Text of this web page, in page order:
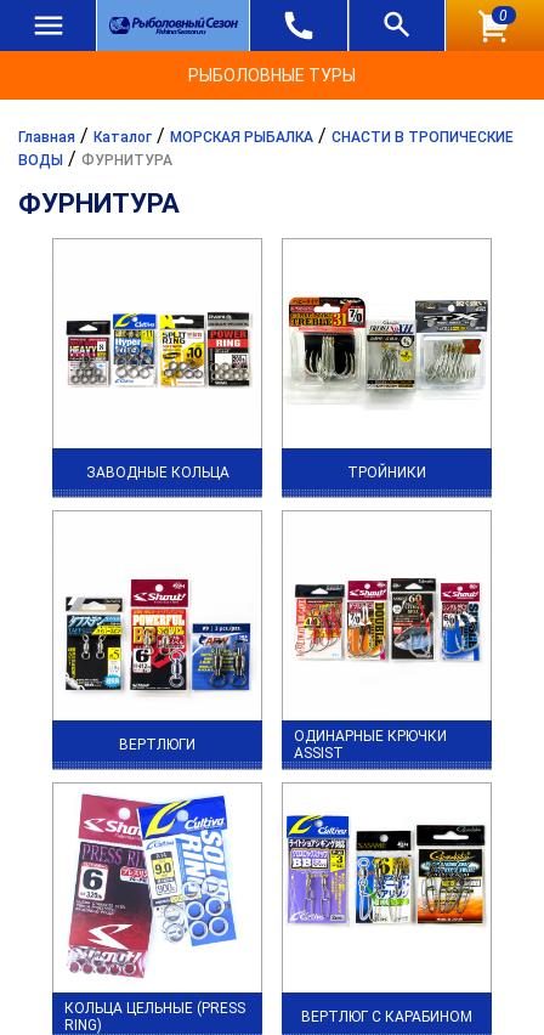
0
РЫБОЛОВНЫЕ ТУРЫ
Главная / Каталог / МОРСКАЯ РЫБАЛКА / СНАСТИ В ТРОПИЧЕСКИЕ
ВОДЫ / ФУРНИТУРА
ФУРНИТУРА
ЗАВОДНЫЕ КОЛЬЦА ТРОЙНИКИ
ВЕРТЛЮГИ
ОДИНАРНЫЕ КРЮЧКИ
ASSIST
КОЛЬЦА ЦЕЛЬНЫЕ (PRESS
RING)
ВЕРТЛЮГ С КАРАБИНОМ